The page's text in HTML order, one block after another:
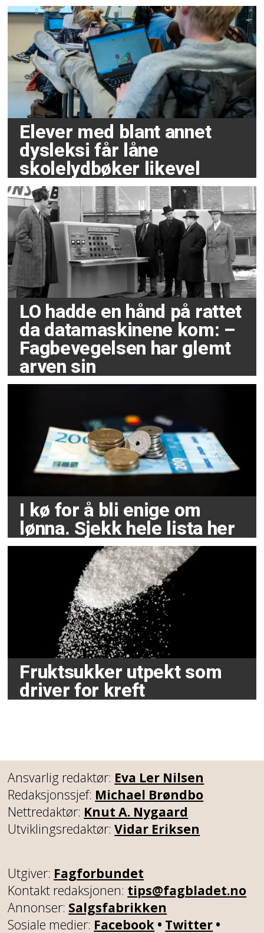
Elever med blant annet
dysleksi får låne
skolelydbøker likevel
LO hadde en hånd på rattet
da datamaskinene kom: –
Fagbevegelsen har glemt
arven sin
I kø for å bli enige om
lønna. Sjekk hele lista her
Fruktsukker utpekt som
driver for kreft
Ansvarlig redaktør: Eva Ler Nilsen
Redaksjonssjef: Michael Brøndbo
Nettredaktør: Knut A. Nygaard
Utviklingsredaktør:Vidar Eriksen
Utgiver: Fagforbundet
Kontakt redaksjonen: tips@fagbladet.no
Annonser: Salgsfabrikken
Sosiale medier: Facebook • Twitter •